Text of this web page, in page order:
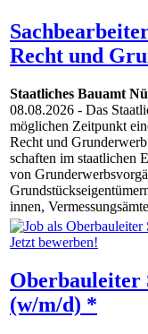
Recht und
Staatliches Bauamt
08.08.2026 - Das
möglichen Zeitpunkt
Recht und
schaften im staat­lichen
von
innen,
Oberbauleiter
(w/m/d) *